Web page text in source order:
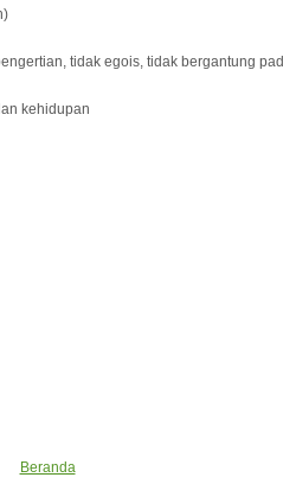
tidak egois, tidak bergantung
kehidupan
Beranda